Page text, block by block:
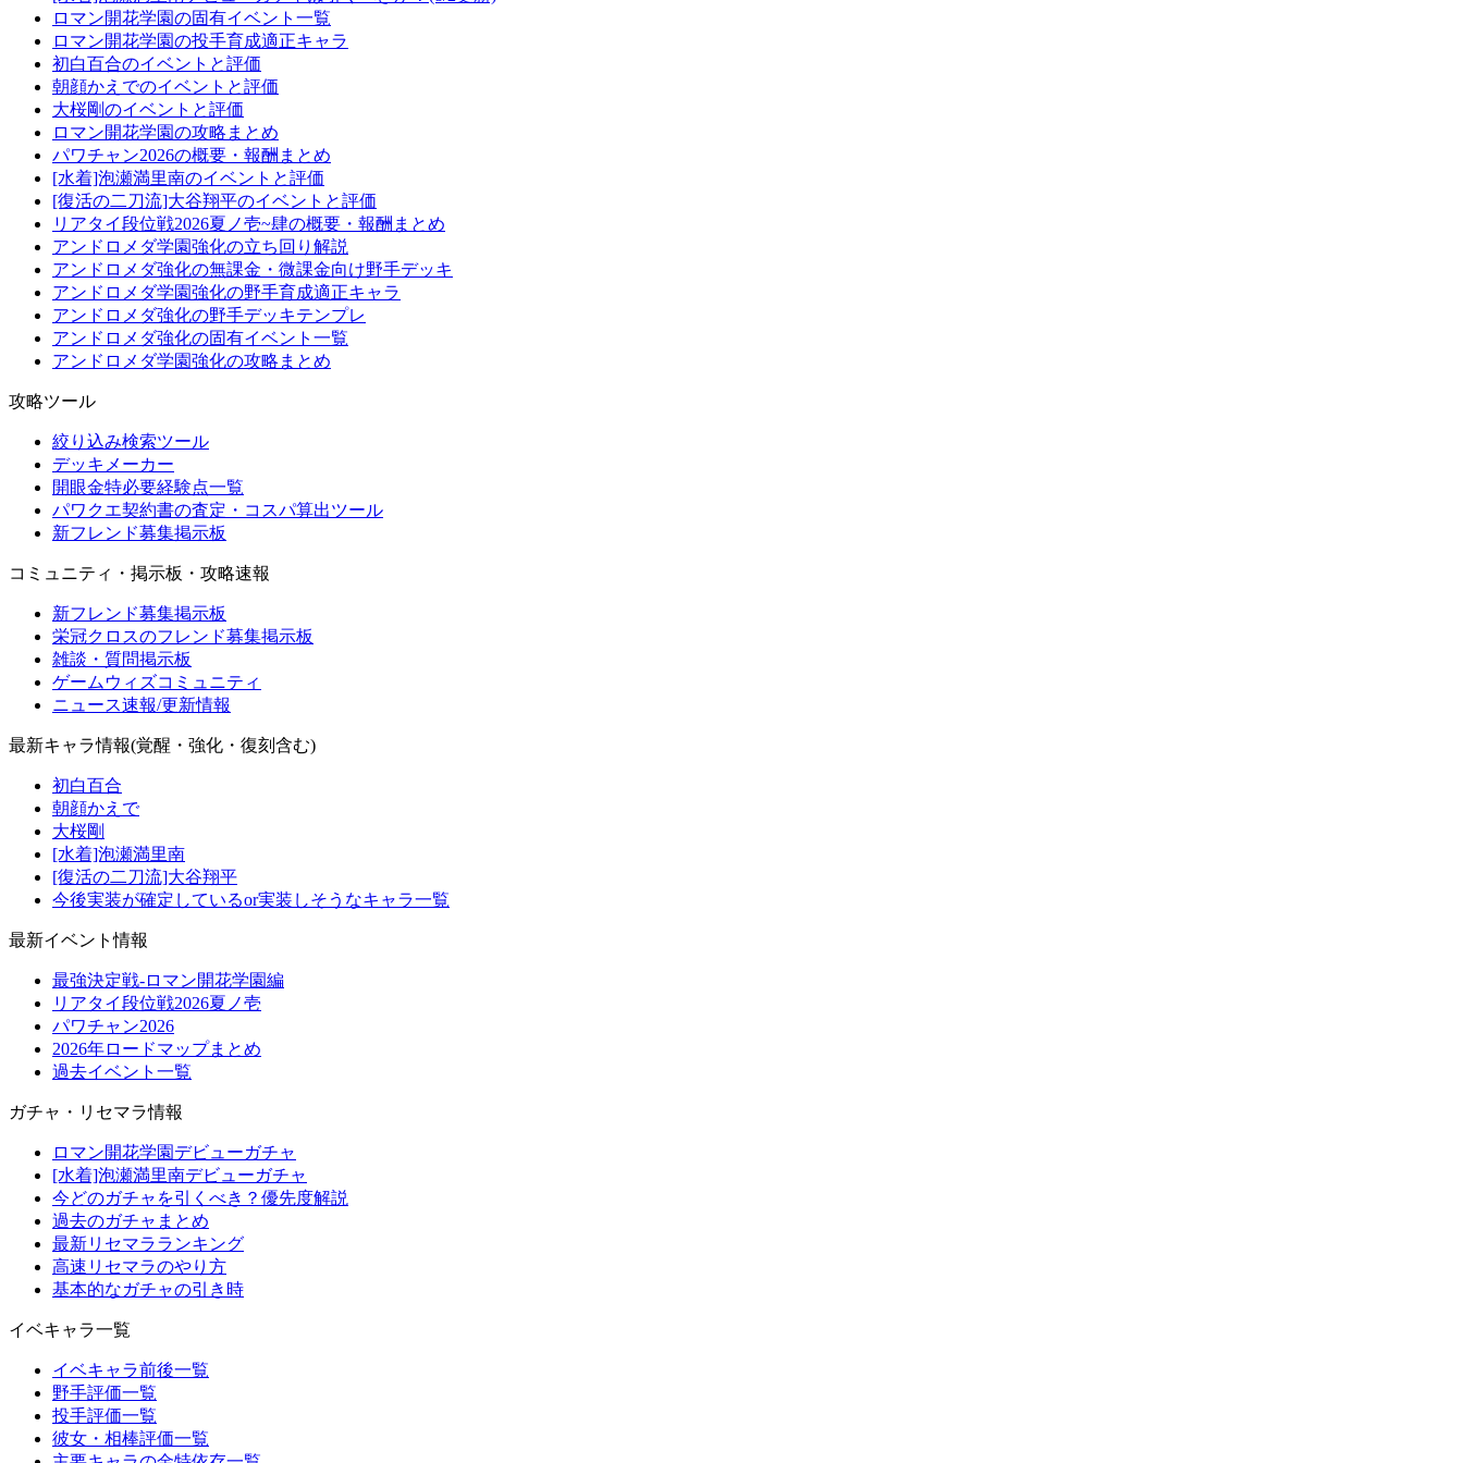
ロマン開花学園の固有イベント一覧
ロマン開花学園の投手育成適正キャラ
初白百合のイベントと評価
朝顔かえでのイベントと評価
大桜剛のイベントと評価
ロマン開花学園の攻略まとめ
パワチャン2026の概要・報酬まとめ
[水着]泡瀬満里南のイベントと評価
[復活の二刀流]大谷翔平のイベントと評価
リアタイ段位戦2026夏ノ壱~肆の概要・報酬まとめ
アンドロメダ学園強化の立ち回り解説
アンドロメダ強化の無課金・微課金向け野手デッキ
アンドロメダ学園強化の野手育成適正キャラ
アンドロメダ強化の野手デッキテンプレ
アンドロメダ強化の固有イベント一覧
アンドロメダ学園強化の攻略まとめ
攻略ツール
絞り込み検索ツール
デッキメーカー
開眼金特必要経験点一覧
パワクエ契約書の査定・コスパ算出ツール
新フレンド募集掲示板
コミュニティ・掲示板・攻略速報
新フレンド募集掲示板
栄冠クロスのフレンド募集掲示板
雑談・質問掲示板
ゲームウィズコミュニティ
ニュース速報/更新情報
最新キャラ情報(覚醒・強化・復刻含む)
初白百合
朝顔かえで
大桜剛
[水着]泡瀬満里南
[復活の二刀流]大谷翔平
今後実装が確定しているor実装しそうなキャラ一覧
最新イベント情報
最強決定戦-ロマン開花学園編
リアタイ段位戦2026夏ノ壱
パワチャン2026
2026年ロードマップまとめ
過去イベント一覧
ガチャ・リセマラ情報
ロマン開花学園デビューガチャ
[水着]泡瀬満里南デビューガチャ
今どのガチャを引くべき？優先度解説
過去のガチャまとめ
最新リセマラランキング
高速リセマラのやり方
基本的なガチャの引き時
イベキャラ一覧
イベキャラ前後一覧
野手評価一覧
投手評価一覧
彼女・相棒評価一覧